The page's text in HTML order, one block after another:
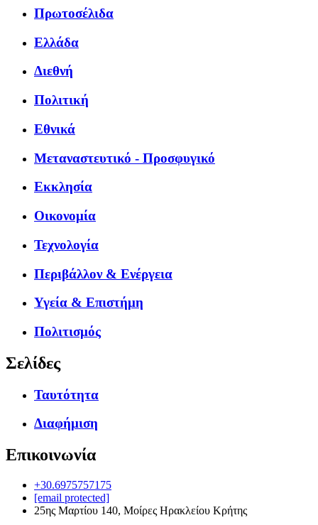
Πρωτοσέλιδα
Ελλάδα
Διεθνή
Πολιτική
Εθνικά
Μεταναστευτικό - Προσφυγικό
Εκκλησία
Οικονομία
Τεχνολογία
Περιβάλλον & Ενέργεια
Υγεία & Επιστήμη
Πολιτισμός
Σελίδες
Ταυτότητα
Διαφήμιση
Επικοινωνία
+30.6975757175
[email protected]
25ης Μαρτίου 140, Μοίρες Ηρακλείου Κρήτης